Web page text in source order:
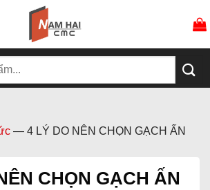
— 4 LÝ DO NÊN CHỌN GẠCH ẤN
CHỌN GẠCH ẤN